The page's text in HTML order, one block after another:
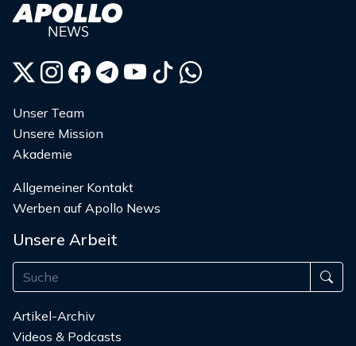
Unser Team
Unsere Mission
Akademie
Allgemeiner Kontakt
Werben auf Apollo News
Unsere Arbeit
Artikel-Archiv
Videos & Podcasts